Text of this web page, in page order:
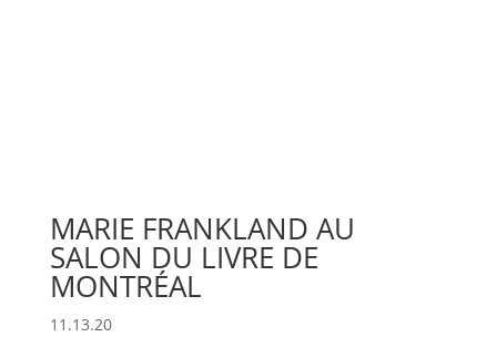
MARIE FRANKLAND AU
SALON DU LIVRE DE
MONTRÉAL
11.13.20